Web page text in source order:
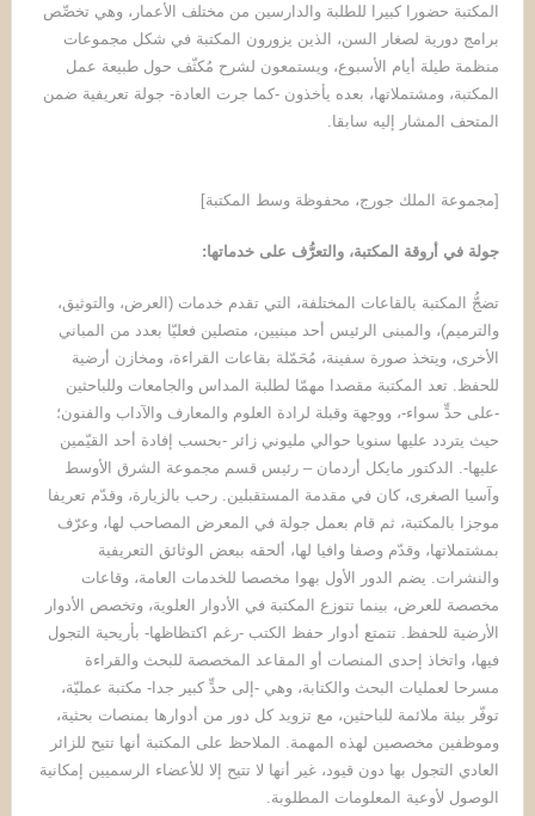
المكتبة حضورا كبيرا للطلبة والدارسين من مختلف الأعمار، وهي تخصِّص
برامج دورية لصغار السن، الذين يزورون المكتبة في شكل مجموعات
منظمة طيلة أيام الأسبوع، ويستمعون لشرح مُكثّف حول طبيعة عمل
المكتبة، ومشتملاتها، بعده يأخذون -كما جرت العادة- جولة تعريفية ضمن
المتحف المشار إليه سابقا.
[مجموعة الملك جورج، محفوظة وسط المكتبة]
جولة في أروقة المكتبة، والتعرُّف على خدماتها:
تضجُّ المكتبة بالقاعات المختلفة، التي تقدم خدمات (العرض، والتوثيق،
والترميم)، والمبنى الرئيس أحد مبنيين، متصلين فعليّا بعدد من المباني
الأخرى، ويتخذ صورة سفينة، مُحَمّلة بقاعات القراءة، ومخازن أرضية
للحفظ. تعد المكتبة مقصدا مهمّا لطلبة المداس والجامعات وللباحثين
-على حدٍّ سواء-، ووجهة وقبلة لرادة العلوم والمعارف والآداب والفنون؛
حيث يتردد عليها سنويا حوالي مليوني زائر -بحسب إفادة أحد القيّمين
عليها-. الدكتور مايكل أردمان – رئيس قسم مجموعة الشرق الأوسط
وآسيا الصغرى، كان في مقدمة المستقبلين. رحب بالزيارة، وقدّم تعريفا
موجزا بالمكتبة، ثم قام بعمل جولة في المعرض المصاحب لها، وعرّف
بمشتملاتها، وقدّم وصفا وافيا لها، ألحقه ببعض الوثائق التعريفية
والنشرات. يضم الدور الأول بهوا مخصصا للخدمات العامة، وقاعات
مخصصة للعرض، بينما تتوزع المكتبة في الأدوار العلوية، وتخصص الأدوار
الأرضية للحفظ. تتمتع أدوار حفظ الكتب -رغم اكتظاظها- بأريحية التجول
فيها، واتخاذ إحدى المنصات أو المقاعد المخصصة للبحث والقراءة
مسرحا لعمليات البحث والكتابة، وهي -إلى حدٍّ كبير جدا- مكتبة عمليّة،
توفّر بيئة ملائمة للباحثين، مع تزويد كل دور من أدوارها بمنصات بحثية،
وموظفين مخصصين لهذه المهمة. الملاحظ على المكتبة أنها تتيح للزائر
العادي التجول بها دون قيود، غير أنها لا تتيح إلا للأعضاء الرسميين إمكانية
الوصول لأوعية المعلومات المطلوبة.